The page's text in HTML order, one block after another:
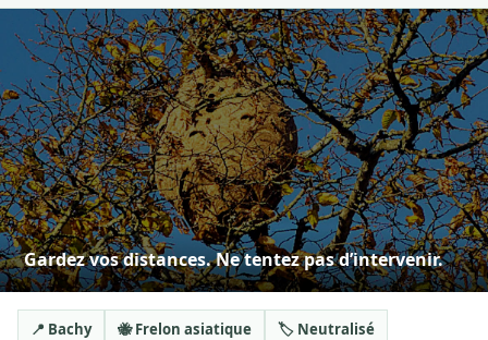
Gardez vos distances. Ne tentez pas d’intervenir.
📍 Bachy 🐝 Frelon asiatique 🏷️ Neutralisé